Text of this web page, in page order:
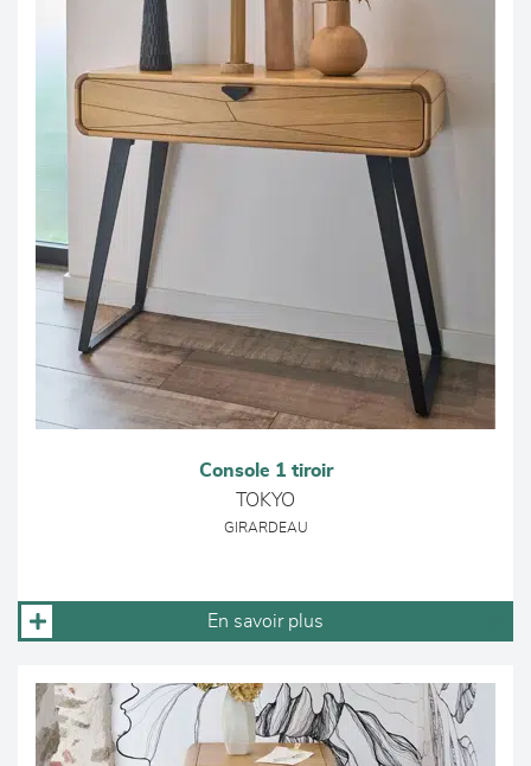
Console 1 tiroir
TOKYO
GIRARDEAU
En savoir plus